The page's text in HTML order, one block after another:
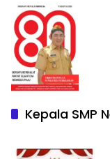
Kepala SMP